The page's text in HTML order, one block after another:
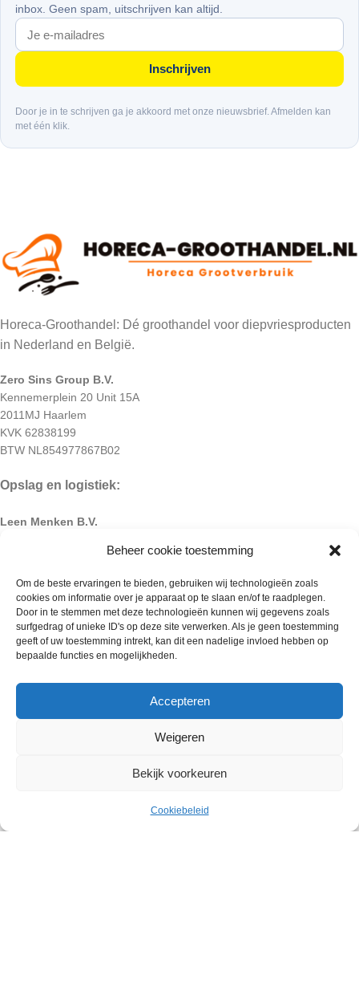
Beheer cookie toestemming
Om de beste ervaringen te bieden, gebruiken wij technologieën zoals
cookies om informatie over je apparaat op te slaan en/of te raadplegen.
Door in te stemmen met deze technologieën kunnen wij gegevens zoals
surfgedrag of unieke ID's op deze site verwerken. Als je geen toestemming
geeft of uw toestemming intrekt, kan dit een nadelige invloed hebben op
bepaalde functies en mogelijkheden.
Accepteren
Weigeren
Bekijk voorkeuren
Cookiebeleid
inbox. Geen spam, uitschrijven kan altijd.
Inschrijven
Door je in te schrijven ga je akkoord met onze nieuwsbrief. Afmelden kan
met één klik.
Horeca-Groothandel: Dé groothandel voor diepvriesproducten
in Nederland en België.
Zero Sins Group B.V.
Kennemerplein 20 Unit 15A
2011MJ Haarlem
KVK 62838199
BTW NL854977867B02
Opslag en logistiek:
Leen Menken B.V.
Wie zijn wij
VarkensGehaktbal